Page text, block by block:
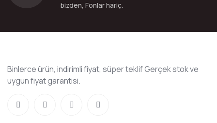
bizden, Fonlar hariç.
Binlerce ürün, indirimli fiyat, süper teklif Gerçek stok ve
uygun fiyat garantisi.